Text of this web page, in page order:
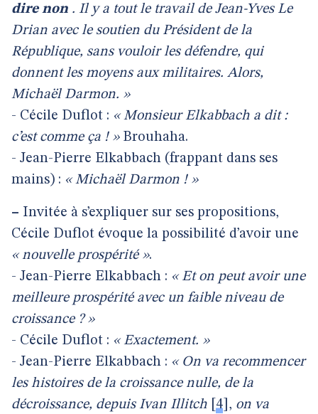
dire non . Il y a tout le travail de Jean-Yves Le
Drian avec le soutien du Président de la
République, sans vouloir les défendre, qui
donnent les moyens aux militaires. Alors,
Michaël Darmon. »
- Cécile Duflot : « Monsieur Elkabbach a dit :
c’est comme ça ! »Brouhaha.
- Jean-Pierre Elkabbach (frappant dans ses
mains) : « Michaël Darmon ! »
– Invitée à s’expliquer sur ses propositions,
Cécile Duflot évoque la possibilité d’avoir une
« nouvelle prospérité ».
- Jean-Pierre Elkabbach : « Et on peut avoir une
meilleure prospérité avec un faible niveau de
croissance ? »
- Cécile Duflot : « Exactement. »
- Jean-Pierre Elkabbach : « On va recommencer
les histoires de la croissance nulle, de la
décroissance, depuis Ivan Illitch 4 , on va